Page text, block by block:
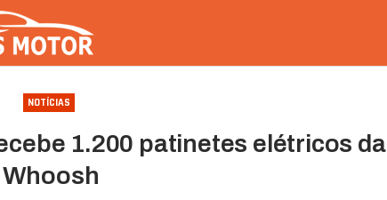
NOTÍCIAS
1.200 patinetes elétricos da
Whoosh